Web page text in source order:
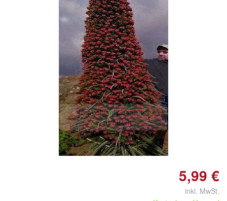
Doppelt antippen zum
vergrößern
5,99 €
inkl. MwSt.